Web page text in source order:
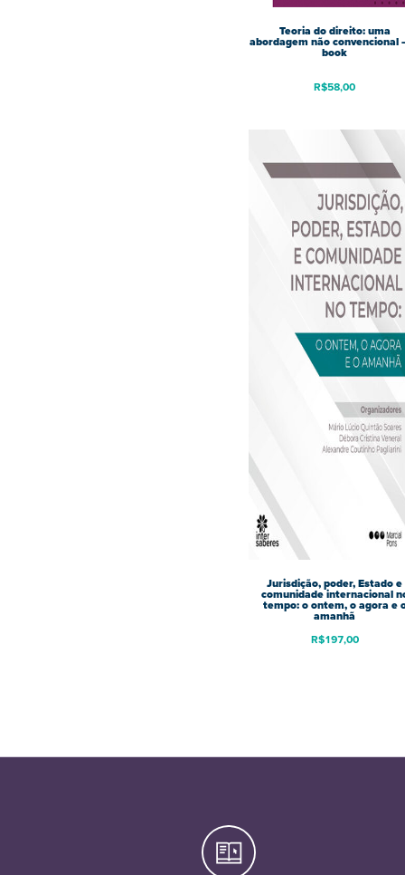
Teoria do direito: uma
abordagem não convencional
book
R$58,00
Jurisdição, poder, Estado e
comunidade internacional
tempo: o ontem, o agora e
amanhã
R$197,00